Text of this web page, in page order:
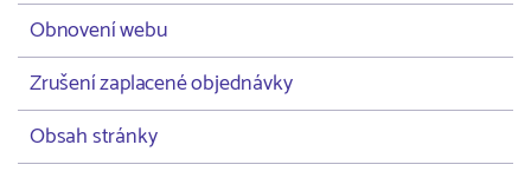
Obnovení webu
Zrušení zaplacené objednávky
Obsah stránky